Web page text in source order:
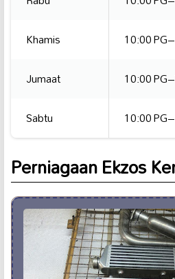
Khamis
10:00
Jumaat
10:00
Sabtu
10:00
Perniagaan Ekzos